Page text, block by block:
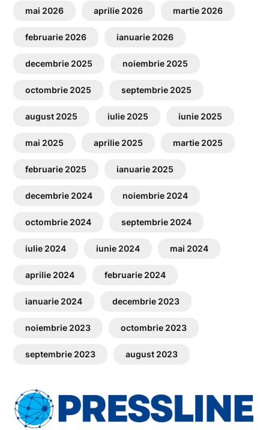
mai 2026 aprilie 2026 martie 2026
februarie 2026 ianuarie 2026
decembrie 2025 noiembrie 2025
octombrie 2025 septembrie 2025
august 2025 iulie 2025 iunie 2025
mai 2025 aprilie 2025 martie 2025
februarie 2025 ianuarie 2025
decembrie 2024 noiembrie 2024
octombrie 2024 septembrie 2024
iulie 2024 iunie 2024 mai 2024
aprilie 2024 februarie 2024
ianuarie 2024 decembrie 2023
noiembrie 2023 octombrie 2023
septembrie 2023 august 2023